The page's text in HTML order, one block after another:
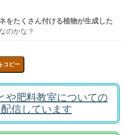
をたくさん付ける植物が生成した
のかな？
コピー
や肥料教室についての
信しています